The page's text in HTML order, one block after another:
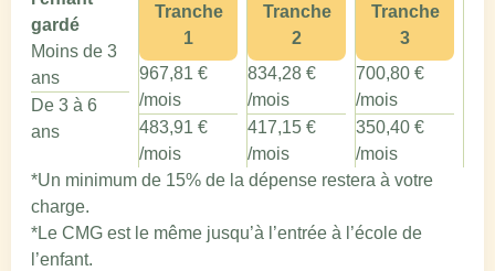
gardé
Moins de 3
ans
De 3 à 6
ans
Tranche
1
967,81 €
/mois
483,91 €
/mois
Tranche
2
834,28 €
/mois
417,15 €
/mois
Tranche
3
700,80 €
/mois
350,40 €
/mois
*Un minimum de 15% de la dépense restera à votre
charge.
*Le CMG est le même jusqu’à l’entrée à l’école de
l’enfant.